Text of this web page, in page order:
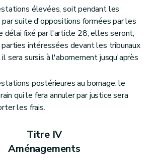
élevées, soit pendant les
suite d'oppositions formées par les
délai fixé par l'article 28, elles seront,
intéressées devant les tribunaux
sera sursis à l'abornement jusqu'après
postérieures au bornage, le
qui le fera annuler par justice sera
les frais.
Titre IV
Aménagements